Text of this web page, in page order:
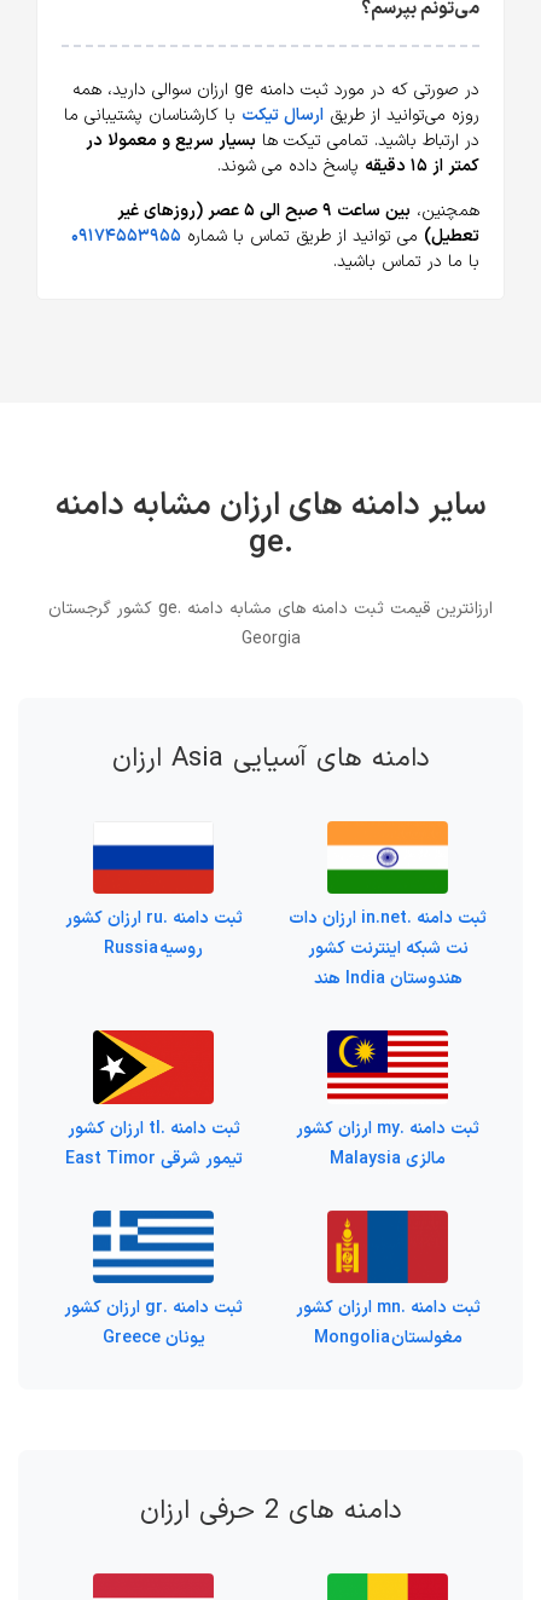
می‌تونم بپرسم؟
در صورتی که در مورد ثبت دامنه ge ارزان سوالی دارید، همه
روزه می‌توانید از طریق ارسال تیکت با کارشناسان پشتیبانی ما
در ارتباط باشید. تمامی تیکت ها بسیار سریع و معمولا در
کمتر از ۱۵ دقیقه
پاسخ داده می شوند.
همچنین،
بین ساعت ۹ صبح الی ۵ عصر (روزهای غیر
تعطیل) می توانید از طریق تماس با شماره ۰۹۱۷۴۵۵۳۹۵۵
با ما در تماس باشید.
سایر دامنه های ارزان مشابه دامنه
.ge
ارزانترین قیمت ثبت دامنه های مشابه دامنه .ge کشور گرجستان
Georgia
دامنه های آسیایی Asia ارزان
ثبت دامنه .in.net ارزان دات
نت شبکه اینترنت کشور
هندوستان India هند
ثبت دامنه .ru ارزان کشور
روسیه Russia
ثبت دامنه .my ارزان کشور
مالزی Malaysia
ثبت دامنه .tl ارزان کشور
تیمور شرقی East Timor
ثبت دامنه .mn ارزان کشور
مغولستان Mongolia
ثبت دامنه .gr ارزان کشور
یونان Greece
دامنه های 2 حرفی ارزان